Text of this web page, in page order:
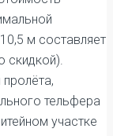
м составляет
скидкой).
тельфера
участке